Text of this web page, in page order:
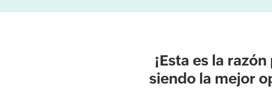
¡Esta es la
siendo la mejor